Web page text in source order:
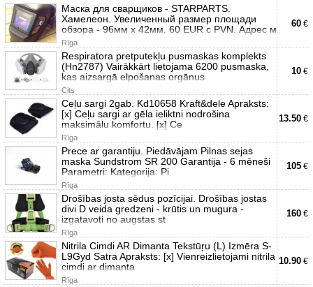
Маска для сварщиков - STARPARTS.
Хамелеон. Увеличенный размер площади
обзора - 96мм х 42мм. 60 EUR с PVN. Адрес м
Rīga
60 €
Respiratora pretputekļu pusmaskas komplekts
(Hn2787) Vairākkārt lietojama 6200 pusmaska,
kas aizsargā elpošanas orgānus
Cits
10 €
Ceļu sargi 2gab. Kd10658 Kraft&dele Apraksts:
[x] Ceļu sargi ar gēla ieliktni nodrošina
maksimālu komfortu. [x] Ce
Rīga
13.50 €
Prece ar garantiju. Piedāvājam Pilnas sejas
maska Sundstrom SR 200 Garantija - 6 mēneši
Parametri: Kategorija: Pi
Rīga
105 €
Drošības josta sēdus pozīcijai. Drošības jostas
divi D veida gredzeni - krūtis un mugura -
izgatavoti no augstas st
Rīga
160 €
Nitrila Cimdi AR Dimanta Tekstūŗu (L) Izmēra S-
L9Gyd Satra Apraksts: [x] Vienreizlietojami nitrila
cimdi ar dimanta
Rīga
10.90 €